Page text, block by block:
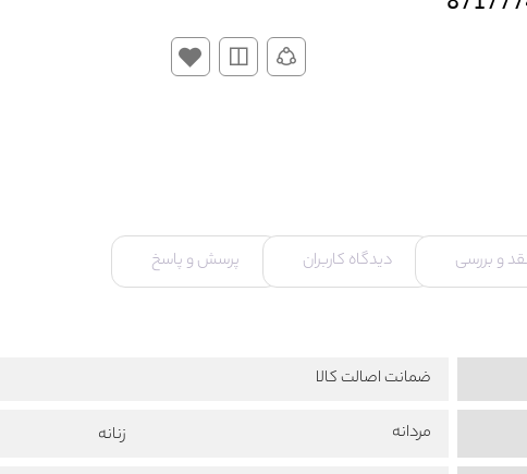
و بررسی دیدگاه کاربران پرسش و پاسخ
ضمانت اصالت کالا
مردانه زنانه